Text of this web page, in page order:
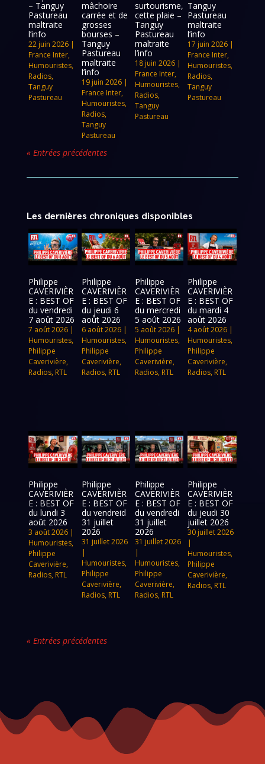
– Tanguy
Pastureau
maltraite
l’info
22 juin 2026 |
France Inter,
Humouristes,
Radios,
Tanguy
Pastureau
mâchoire
carrée et de
grosses
bourses –
Tanguy
Pastureau
maltraite
l’info
19 juin 2026|
France Inter,
Humouristes,
Radios,
Tanguy
Pastureau
surtourisme,
cette plaie –
Tanguy
Pastureau
maltraite
l’info
18 juin 2026|
France Inter,
Humouristes,
Radios,
Tanguy
Pastureau
Tanguy
Pastureau
maltraite
l’info
17 juin 2026 |
France Inter,
Humouristes,
Radios,
Tanguy
Pastureau
« Entrées précédentes
Les dernières chroniques disponibles
Philippe
CAVERIVIÈR
E : BEST OF
du vendredi
7 août 2026
7 août 2026 |
Humouristes,
Philippe
Caverivière,
Radios, RTL
Philippe
CAVERIVIÈR
E : BEST OF
du jeudi 6
août 2026
6 août 2026|
Humouristes,
Philippe
Caverivière,
Radios, RTL
Philippe
CAVERIVIÈR
E : BEST OF
du mercredi
5 août 2026
5 août 2026|
Humouristes,
Philippe
Caverivière,
Radios, RTL
Philippe
CAVERIVIÈR
E : BEST OF
du mardi 4
août 2026
4 août 2026 |
Humouristes,
Philippe
Caverivière,
Radios, RTL
Philippe
CAVERIVIÈR
E : BEST OF
du lundi 3
août 2026
3 août 2026 |
Humouristes,
Philippe
Caverivière,
Radios, RTL
Philippe
CAVERIVIÈR
E : BEST OF
du vendreid
31 juillet
2026
31 juillet 2026
|
Humouristes,
Philippe
Caverivière,
Radios, RTL
Philippe
CAVERIVIÈR
E : BEST OF
du vendredi
31 juillet
2026
31 juillet 2026
|
Humouristes,
Philippe
Caverivière,
Radios, RTL
Philippe
CAVERIVIÈR
E : BEST OF
du jeudi 30
juillet 2026
30 juillet 2026
|
Humouristes,
Philippe
Caverivière,
Radios, RTL
« Entrées précédentes